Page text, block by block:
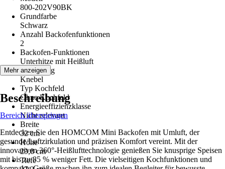
800-202V90BK
Grundfarbe
Schwarz
Anzahl Backofenfunktionen
2
Backofen-Funktionen
Unterhitze mit Heißluft
Bedienung
Knebel
Typ Kochfeld
Ohne Kochfeld
Energieeffizienzklasse
Nicht relevant
Breite
32 cm
Höhe
29,8 cm
Tiefe
Mehr anzeigen
Beschreibung
Bereich überspringen
Entdecken Sie den HOMCOM Mini Backofen mit Umluft, der
gesunde Luftzirkulation und präzisen Komfort vereint. Mit der
innovativen 360°-Heißlufttechnologie genießen Sie knusprige Speisen
mit bis zu 85 % weniger Fett. Die vielseitigen Kochfunktionen und